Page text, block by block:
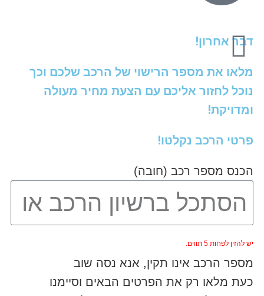
דבר אחרון!
מלאו את מספר הרישוי של הרכב שלכם וכך
נוכל לחזור אליכם עם הצעת מחיר מעולה
ומדויקת!
פרטי הרכב נקלטו!
הכנס מספר רכב (חובה)
יש להזין לפחות 5 תווים.
מספר הרכב אינו תקין, אנא נסה שוב
כעת מלאו רק את הפרטים הבאים וסיימנו